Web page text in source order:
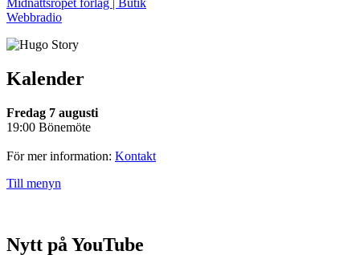
Midnattsropet förlag | Butik
Webbradio
Kalender
Fredag 7 augusti
19:00 Bönemöte
För mer information: Kontakt
Till menyn
Nytt på YouTube